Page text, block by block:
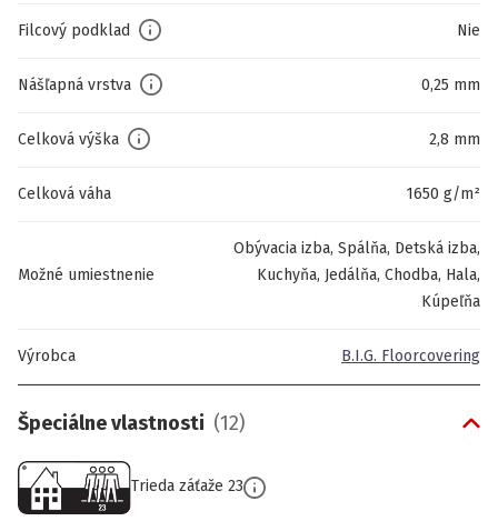
Filcový podklad Nie
Nášľapná vrstva 0,25 mm
Celková výška 2,8 mm
Celková váha 1650 g/m²
Možné umiestnenie
Obývacia izba, Spálňa, Detská izba,
Kuchyňa, Jedálňa, Chodba, Hala,
Kúpeľňa
Výrobca B.I.G. Floorcovering
Špeciálne vlastnosti (12)
Trieda záťaže 23